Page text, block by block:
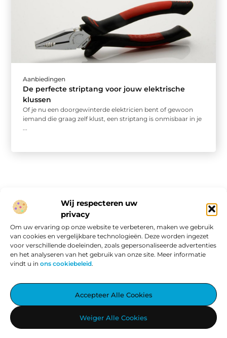
Wij respecteren uw
privacy
Om uw ervaring op onze website te verbeteren, maken we gebruik
van cookies en vergelijkbare technologieën. Deze worden ingezet
voor verschillende doeleinden, zoals gepersonaliseerde advertenties
en het analyseren van het gebruik van onze site. Meer informatie
vindt u in ons cookiebeleid.
Accepteer Alle Cookies
Weiger Alle Cookies
Aanbiedingen
De perfecte striptang voor jouw elektrische
klussen
Of je nu een doorgewinterde elektricien bent of gewoon
iemand die graag zelf klust, een striptang is onmisbaar in je
...
Aggiez.nl – Altijd Iets Interessants te Lezen.
Ontdek een wereld vol inspirerende blogs en artikelen, zorgvuldig
geselecteerd om jouw dag te verrijken.
Onze informatie